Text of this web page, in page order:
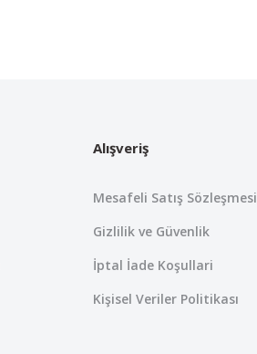
Alışveriş
Mesafeli Satış Sözleşmesi
Gizlilik ve Güvenlik
İptal İade Koşullari
Kişisel Veriler Politikası